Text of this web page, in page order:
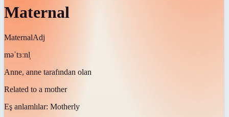
Maternal
MaternalAdj
məˈtɜːnl̩
Anne, anne tarafından olan
Related to a mother
Eş anlamlılar: Motherly